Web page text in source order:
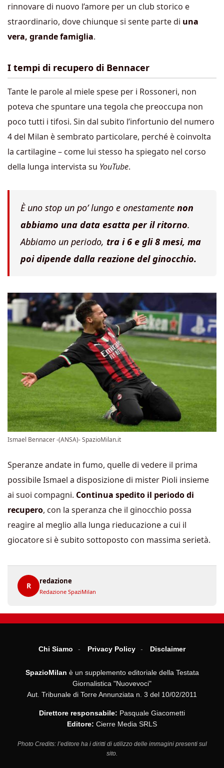
rinnovare di nuovo l’amore per un club storico e
straordinario, dove chiunque si sente parte di una
vera, grande famiglia.
I tempi di recupero di Bennacer
Tante le parole al miele spese per i Rossoneri, non
poteva che spuntare una tegola che preoccupa non
poco tutti i tifosi. Sin dal subito l’infortunio del numero
4 del Milan è sembrato particolare, perché è coinvolta
la cartilagine – come lui stesso ha spiegato nel corso
della lunga intervista su YouTube.
È uno stop un po’ lungo e onestamente non
abbiamo una data esatta per il ritorno.
Abbiamo un periodo, tra i 6 e gli 8 mesi, ma
poi dipende dalla reazione del ginocchio.
Ismael Bennacer -(ANSA)- SpazioMilan.it
Speranze andate in fumo, quelle di vedere il prima
possibile Ismael a disposizione di mister Pioli insieme
ai suoi compagni. Continua spedito il periodo di
recupero, con la speranza che il ginocchio possa
reagire al meglio alla lunga rieducazione a cui il
giocatore si è subito sottoposto con massima serietà.
R
redazione
Redazione SpaziMilan
Chi Siamo Privacy Policy Disclaimer
SpazioMilan è un supplemento editoriale della Testata
Giornalistica "Nuovevoci"
Aut. Tribunale di Torre Annunziata n. 3 del 10/02/2011
Direttore responsabile: Pasquale Giacometti
Editore: Cierre Media SRLS
Photo Credits: l’editore ha i diritti di utilizzo delle immagini presenti sul
sito.